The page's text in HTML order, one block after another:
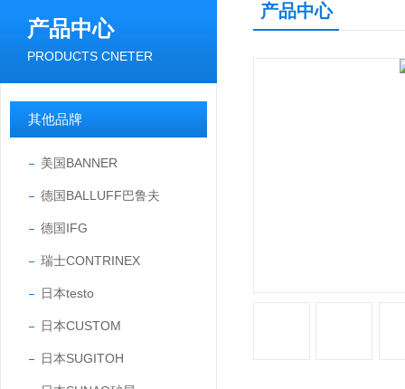
产品中心
PRODUCTS CNETER
其他品牌
美国BANNER
德国BALLUFF巴鲁夫
德国IFG
瑞士CONTRINEX
日本testo
日本CUSTOM
日本SUGITOH
产品中心